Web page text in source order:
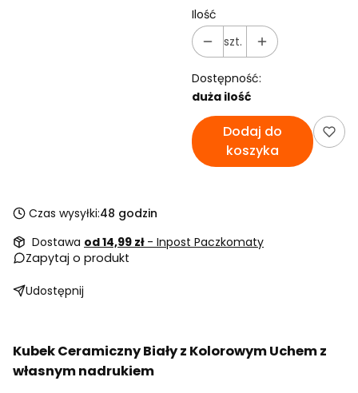
Ilość
szt.
Dostępność:
duża ilość
Dodaj do
koszyka
Czas wysyłki:48 godzin
Dostawa od 14,99 zł - Inpost Paczkomaty
Zapytaj o produkt
Udostępnij
Kubek Ceramiczny Biały z Kolorowym Uchem z
własnym nadrukiem